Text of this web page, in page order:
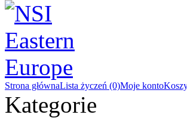
Strona głównaLista życzeń (0)Moje konto
Kategorie